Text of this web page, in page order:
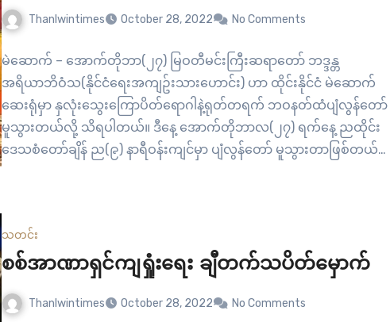
Thanlwintimes October 28, 2022 No Comments
မဲဆောက် – အောက်တိုဘာ(၂၇) မြဝတီမင်းကြီးဆရာတော် ဘဒ္ဒန္တ
အရိယာဘိဝံသ(နိုင်ငံရေးအကျဥ်းသားဟောင်း) ဟာ ထိုင်းနိုင်ငံ မဲဆောက်
ဆေးရုံမှာ နှလုံးသွေးကြောပိတ်ရောဂါနဲ့ရုတ်တရက် ဘဝနတ်ထံပျံလွန်တော်
မူသွားတယ်လို့ သိရပါတယ်။ ဒီနေ့ အောက်တိုဘာလ(၂၇) ရက်နေ့ ညထိုင်း
ဒေသစံတော်ချိန် ည(၉) နာရီဝန်းကျင်မှာ ပျံလွန်တော် မူသွားတာဖြစ်တယ်
ဆရာတော် ဟာ စစ်ကောင်စီရဲ့ ဖမ်းဆီးထိန်းသိမ်းခံရပြီးနောက် ပြန်လည်
လွတ် မြောက်လာချိန်ကစပြီး…
သတင်း
စစ်အာဏာရှင်ကျရှုံးရေး ချီတက်သပိတ်မှောက်
Thanlwintimes October 28, 2022 No Comments